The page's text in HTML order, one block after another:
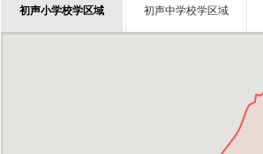
初声小学校学区域 初声中学校学区域